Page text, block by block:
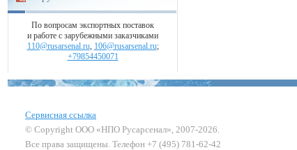
По вопросам экспортных поставок
и работе с зарубежными заказчиками
110@rusarsenal.ru, 106@rusarsenal.ru;
+79854450071
Сервисная ссылка
© Copyright ООО «НПО Русарсенал», 2007-2026.
Все права защищены. Телефон +7 (495) 781-62-42